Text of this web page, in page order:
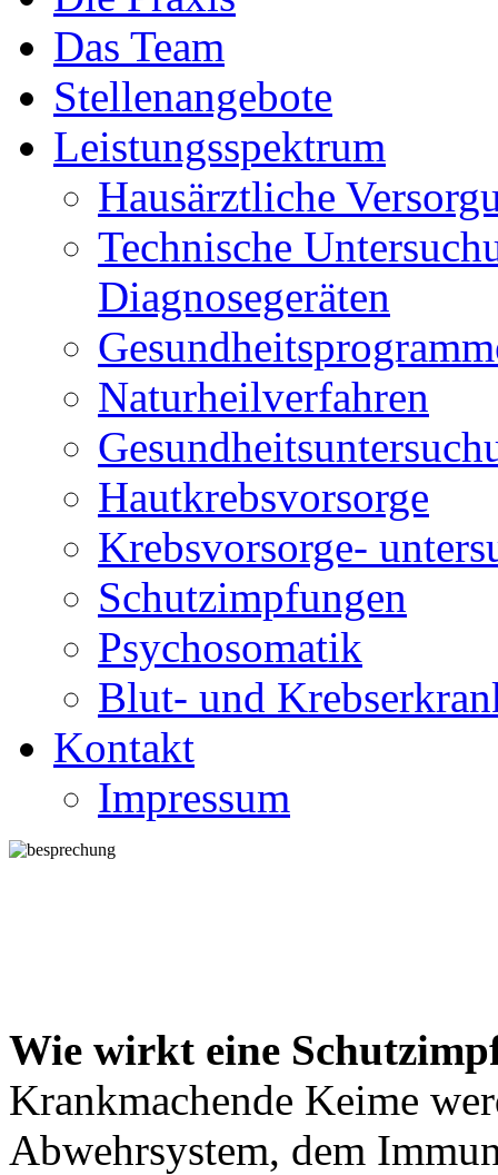
Das Team
Stellenangebote
Leistungsspektrum
Hausärztliche
Technische
Diagnosegeräten
Naturheilverfahren
Hautkrebsvorsorge
Krebsvorsorge-
Schutzimpfungen
Psychosomatik
Blut- und
Kontakt
Impressum
Wie wirkt eine
Krankmachende Keime
Abwehrsystem, dem